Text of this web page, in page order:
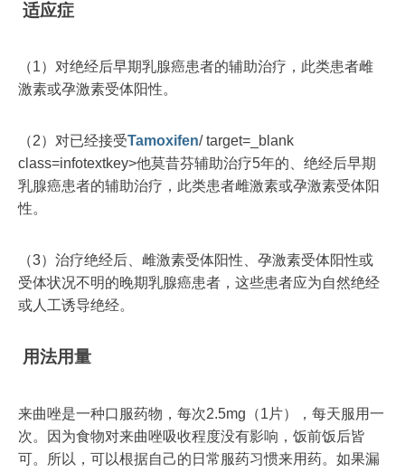
适应症
（1）对绝经后早期乳腺癌患者的辅助治疗，此类患者雌
激素或孕激素受体阳性。
（2）对已经接受Tamoxifen/ target=_blank
class=infotextkey>他莫昔芬辅助治疗5年的、绝经后早期
乳腺癌患者的辅助治疗，此类患者雌激素或孕激素受体阳
性。
（3）治疗绝经后、雌激素受体阳性、孕激素受体阳性或
受体状况不明的晚期乳腺癌患者，这些患者应为自然绝经
或人工诱导绝经。
用法用量
来曲唑是一种口服药物，每次2.5mg（1片），每天服用一
次。因为食物对来曲唑吸收程度没有影响，饭前饭后皆
可。所以，可以根据自己的日常服药习惯来用药。如果漏